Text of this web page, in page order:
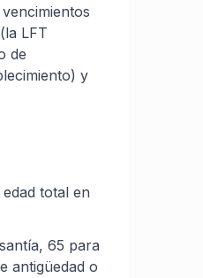
LFT
de
y
total en
65 para
antigüedad o